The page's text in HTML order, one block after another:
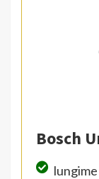
Bosch